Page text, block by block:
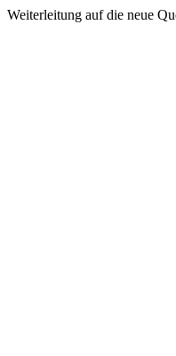
Weiterleitung auf die neue